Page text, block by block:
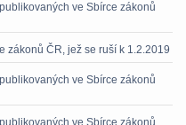
ve Sbírce zákonů
zákonů ČR, jež se ruší k 1.2.2019
ve Sbírce zákonů
ve Sbírce zákonů